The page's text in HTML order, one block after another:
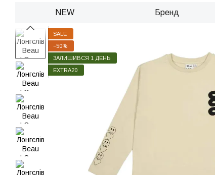
NEW Бренд
SALE
−50%
ЗАЛИШИВСЯ 1 ДЕНЬ
EXTRA20